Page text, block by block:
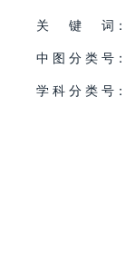
关
键 词：
中 图 分 类 号：
学 科 分 类 号：